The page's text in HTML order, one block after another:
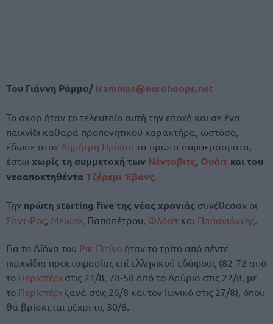
Του Γιάννη Ράμμα/ irammas@eurohoops.net
Το σκορ ήταν το τελευταίο αυτή την εποχή και σε ένα
παιχνίδι καθαρά προπονητικού χαρακτήρα, ωστόσο,
έδωσε στον Δημήτρη Πρίφτη τα πρώτα συμπεράσματα,
έστω χωρίς τη συμμετοχή των Νέντοβιτς, Ουάιτ και του
νεοαποκτηθένταΤζέρεμι Έβανς
Την πρώτη starting five της νέας χρονιάς συνέθεσαν οι
Σαντ-Ρος Μέικον , Παπαπέτρου, Φλόιντ και Παπαγιάννης
Για το Αϊόνα του Ρικ Πιτίνο ήταν το τρίτο από πέντε
παιχνίδια προετοιμασίας επί ελληνικού εδάφους (82-72 από
το Περιστέρι στις 21/8, 78-58 από το Λαύριο στις 22/8, με
το Περιστέρι ξανά στις 26/8 και τον Ιωνικό στις 27/8), όπου
θα βρίσκεται μέχρι τις 30/8.